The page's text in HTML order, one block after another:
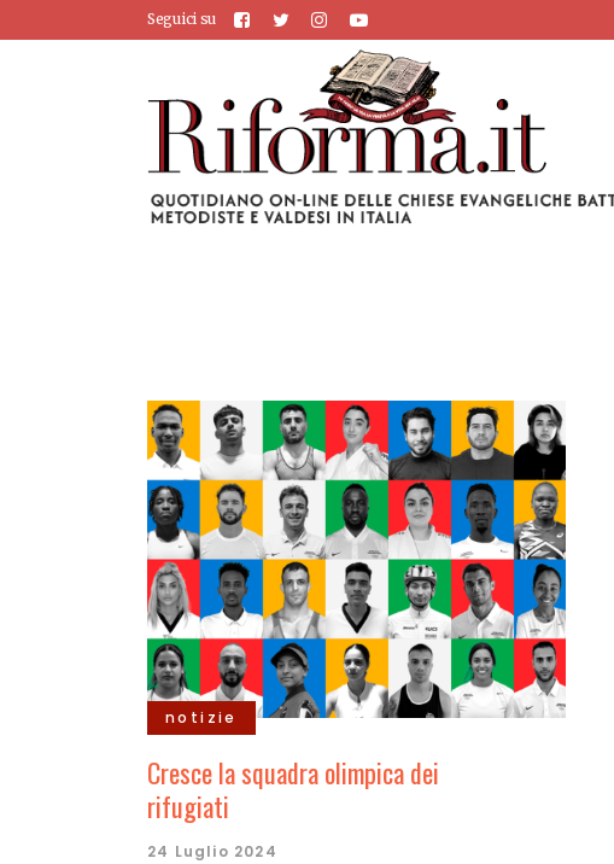
Seguici su
notizie
Cresce la squadra olimpica dei
rifugiati
24 Luglio 2024